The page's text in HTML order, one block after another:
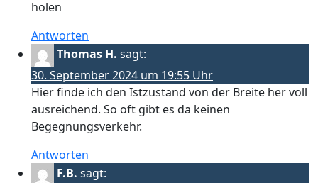
holen
Antworten
Thomas H. sagt:
30. September 2024 um 19:55 Uhr
Hier finde ich den Istzustand von der Breite her voll
ausreichend. So oft gibt es da keinen
Begegnungsverkehr.
Antworten
F.B. sagt: